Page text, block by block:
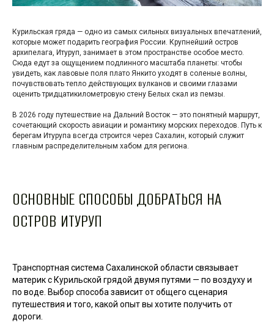
Курильская гряда — одно из самых сильных визуальных впечатлений,
которые может подарить география России. Крупнейший остров
архипелага, Итуруп, занимает в этом пространстве особое место.
Сюда едут за ощущением подлинного масштаба планеты: чтобы
увидеть, как лавовые поля плато Янкито уходят в соленые волны,
почувствовать тепло действующих вулканов и своими глазами
оценить тридцатикилометровую стену Белых скал из пемзы.
В 2026 году путешествие на Дальний Восток — это понятный маршрут,
сочетающий скорость авиации и романтику морских переходов. Путь к
берегам Итурупа всегда строится через Сахалин, который служит
главным распределительным хабом для региона.
ОСНОВНЫЕ СПОСОБЫ ДОБРАТЬСЯ НА
ОСТРОВ ИТУРУП
Транспортная система Сахалинской области связывает
материк с Курильской грядой двумя путями — по воздуху и
по воде. Выбор способа зависит от общего сценария
путешествия и того, какой опыт вы хотите получить от
дороги.